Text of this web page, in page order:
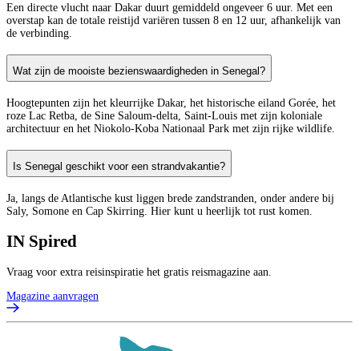
Een directe vlucht naar Dakar duurt gemiddeld ongeveer 6 uur. Met een
overstap kan de totale reistijd variëren tussen 8 en 12 uur, afhankelijk van
de verbinding.
Wat zijn de mooiste bezienswaardigheden in Senegal?
Hoogtepunten zijn het kleurrijke Dakar, het historische eiland Gorée, het
roze Lac Retba, de Sine Saloum-delta, Saint-Louis met zijn koloniale
architectuur en het Niokolo-Koba Nationaal Park met zijn rijke wildlife.
Is Senegal geschikt voor een strandvakantie?
Ja, langs de Atlantische kust liggen brede zandstranden, onder andere bij
Saly, Somone en Cap Skirring. Hier kunt u heerlijk tot rust komen.
IN Spired
Vraag voor extra reisinspiratie het gratis reismagazine aan.
Magazine aanvragen